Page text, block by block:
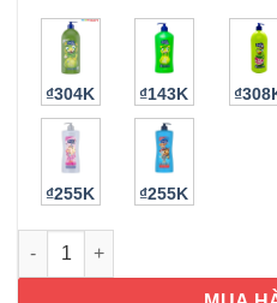
₫304K ₫143K
₫255K ₫255K
Sữa tắm gội xả cho bé Suave